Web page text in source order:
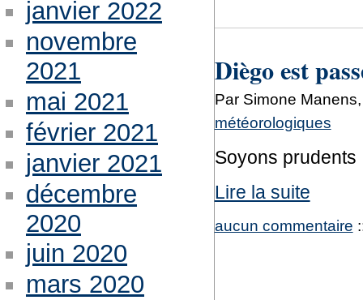
Diègo est
Par Simone
météorologiques
Soyons prudents
Lire la suite
aucun commentaire
janvier 2022
novembre
2021
mai 2021
février 2021
janvier 2021
décembre
2020
juin 2020
mars 2020